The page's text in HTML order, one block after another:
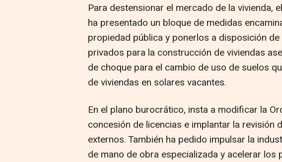
Para destensionar el mercado de la vivienda,
ha presentado un bloque de medidas
propiedad pública y ponerlos a disposición
privados para la construcción de viviendas
de choque para el cambio de uso de suelos
de viviendas en solares vacantes.
En el plano burocrático, insta a modificar la
concesión de licencias e implantar la revisión
externos. También ha pedido impulsar la
de mano de obra especializada y acelerar los